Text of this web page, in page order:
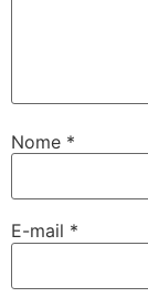
Nome *
E-mail *